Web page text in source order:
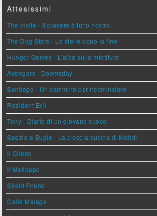
Attesissimi
The Invite - Il piacere è tutto nostro
The Dog Stars - Le stelle dopo la fine
Hunger Games - L'alba sulla mietitura
Avengers - Doomsday
Santiago - Un cammino per ricominciare
Resident Evil
Tony - Diario di un giovane cuoco
Spezie e Bugie - La piccola cucina di Mehdi
Il Cileno
Il Malloppo
Silent Friend
Calle Malaga